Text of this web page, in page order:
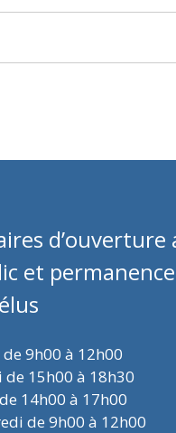
d’ouverture
et
9h00 à 12h00
15h00 à 18h30
14h00 à 17h00
de 9h00 à 12h00